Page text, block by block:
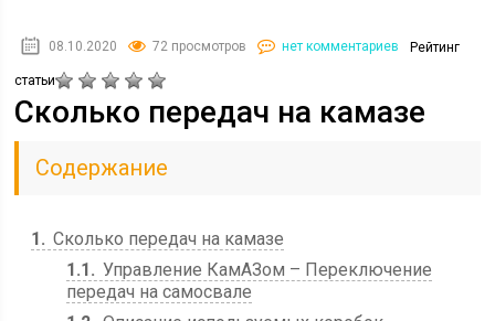
08.10.2020 72 просмотров нет комментариев Рейтинг
статьи
Сколько передач на камазе
Содержание
1
Сколько передач на камазе
1.1
Управление КамАЗом – Переключение
передач на самосвале